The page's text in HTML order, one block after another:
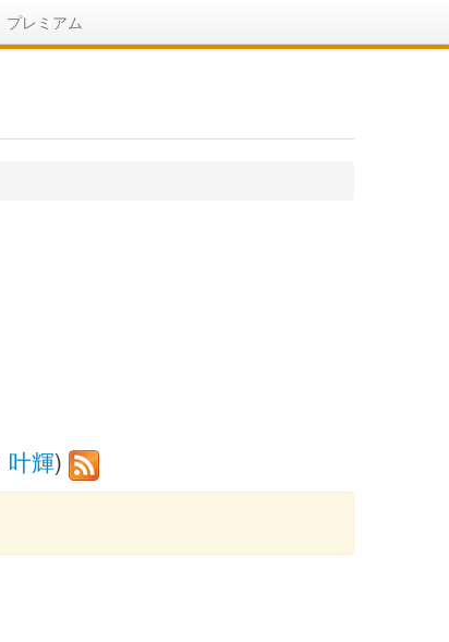
プレミアム
叶輝)